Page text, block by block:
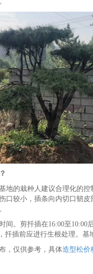
地的栽种人建议合理化的控
口较小，插条向内切口韧
间。剪扦插在16:00至
扦插前应进行生根处理。基
，仅供参考，具体造型松价